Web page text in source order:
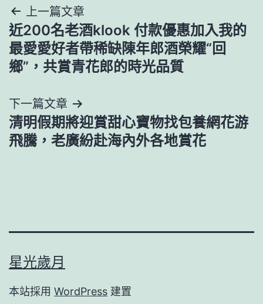
文
章
導
覽
上一篇文章
近200名老酒klook 付款優惠加入我的
最愛愛好者帶稀缺陳年郎酒榮耀“回
鄉”，共賞青花郎的時光品質
下一篇文章
清明假期將迎賞甜心寶物找包養網花游
飛騰，老廣紛赴海內外各地賞花
星光歲月
本站採用 WordPress 建置